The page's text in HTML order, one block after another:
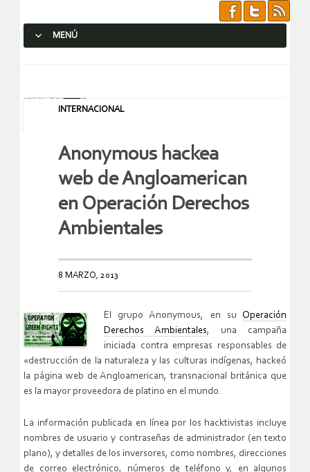
MENÚ
INTERNACIONAL
Anonymous hackea
web de Angloamerican
en Operación Derechos
Ambientales
8 MARZO, 2013
El grupo Anonymous, en su Operación
Derechos Ambientales, una campaña
iniciada contra empresas responsables de
«destrucción de la naturaleza y las culturas indígenas, hackeó
la página web de Angloamerican, transnacional británica que
es la mayor proveedora de platino en el mundo.
La información publicada en línea por los hacktivistas incluye
nombres de usuario y contraseñas de administrador (en texto
plano), y detalles de los inversores, como nombres, direcciones
de correo electrónico, números de teléfono y, en algunos